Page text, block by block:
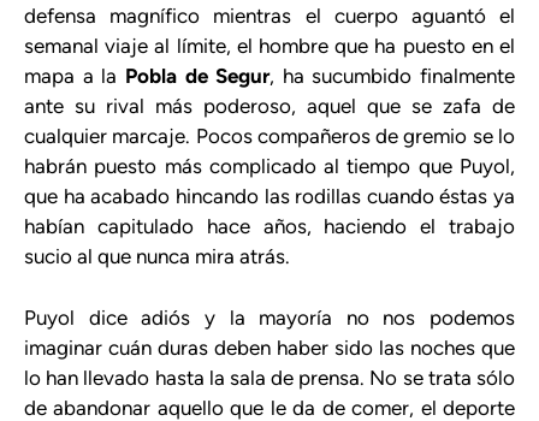
defensa magnífico mientras el cuerpo aguantó el
semanal viaje al límite, el hombre que ha puesto en el
mapa a la Pobla de Segur, ha sucumbido finalmente
ante su rival más poderoso, aquel que se zafa de
cualquier marcaje. Pocos compañeros de gremio se lo
habrán puesto más complicado al tiempo que Puyol,
que ha acabado hincando las rodillas cuando éstas ya
habían capitulado hace años, haciendo el trabajo
sucio al que nunca mira atrás.
Puyol dice adiós y la mayoría no nos podemos
imaginar cuán duras deben haber sido las noches que
lo han llevado hasta la sala de prensa. No se trata sólo
de abandonar aquello que le da de comer, el deporte